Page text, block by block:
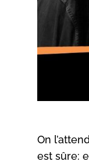
On
est sûre: